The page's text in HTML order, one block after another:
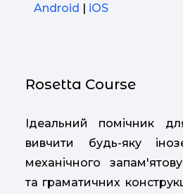
Android | iOS
Rosetta Course
Ідеальний помічник
вивчити будь-яку
механічного
та граматичних